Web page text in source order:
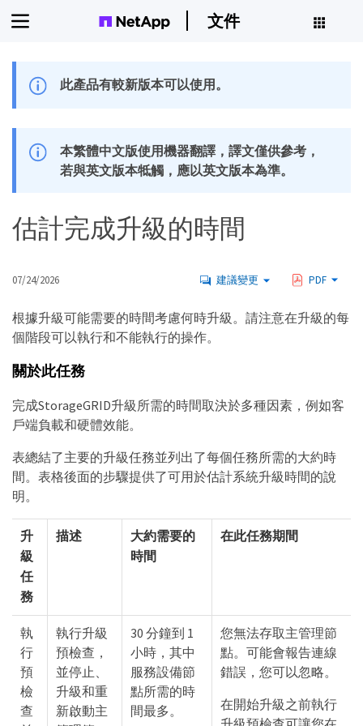
文件
此產品有較新版本可以使用。
本繁體中文版使用機器翻譯，譯文僅供參考，
若與英文版本牴觸，應以英文版本為準。
估計完成升級的時間
07/24/2026 建議變更 PDF
根據升級可能需要的時間考慮何時升級。請注意在升級的每
個階段可以執行和不能執行的操作。
關於此任務
完成StorageGRID升級所需的時間取決於多種因素，例如客
戶端負載和硬體效能。
表總結了主要的升級任務並列出了每個任務所需的大約時
間。表格後面的步驟提供了可用於估計系統升級時間的說
明。
升
級
任
務
描述
大約需要的
時間
在此任務期間
執
行
預
檢
查
執行升級
預檢查，
並停止、
升級和重
新啟動主
30 分鐘到 1
小時，其中
服務設備節
點所需的時
間最多。
您無法存取主管理節
點。可能會報告連線
錯誤，您可以忽略。
在開始升級之前執行